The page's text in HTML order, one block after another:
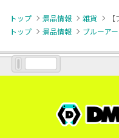
トップ 景品情報 雑貨
トップ
景品情報 ブルーア